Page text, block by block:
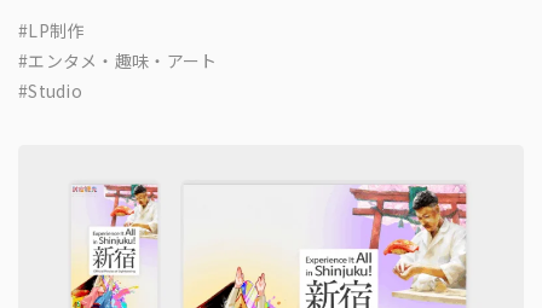
LP制作
エンタメ・趣味・アート
Studio